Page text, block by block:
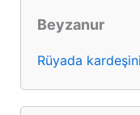
Beyzanur
Rüyada